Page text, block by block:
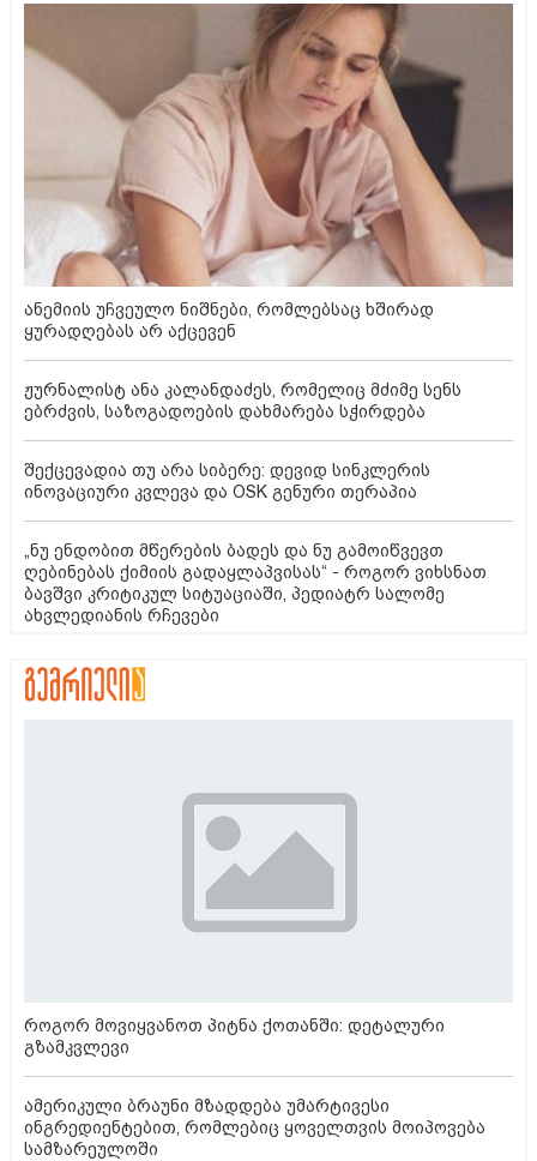
ანემიის უჩვეულო ნიშნები, რომლებსაც ხშირად
ყურადღებას არ აქცევენ
ჟურნალისტ ანა კალანდაძეს, რომელიც მძიმე სენს
ებრძვის, საზოგადოების დახმარება სჭირდება
შექცევადია თუ არა სიბერე: დევიდ სინკლერის
ინოვაციური კვლევა და OSK გენური თერაპია
„ნუ ენდობით მწერების ბადეს და ნუ გამოიწვევთ
ღებინებას ქიმიის გადაყლაპვისას“ - როგორ ვიხსნათ
ბავშვი კრიტიკულ სიტუაციაში, პედიატრ სალომე
ახვლედიანის რჩევები
როგორ მოვიყვანოთ პიტნა ქოთანში: დეტალური
გზამკვლევი
ამერიკული ბრაუნი მზადდება უმარტივესი
ინგრედიენტებით, რომლებიც ყოველთვის მოიპოვება
სამზარეულოში